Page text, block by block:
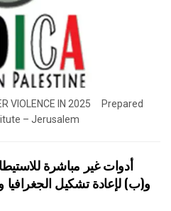
VIOLENCE IN 2025 Prepared
– Jerusalem
أدوات غير مباشرة